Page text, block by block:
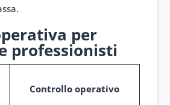
per
professionisti
Controllo operativo